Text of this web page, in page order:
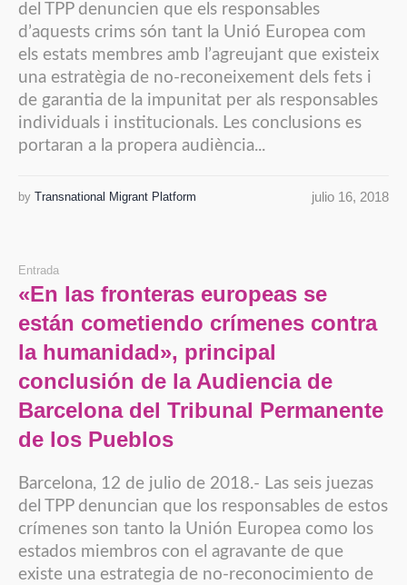
del TPP denuncien que els responsables
d’aquests crims són tant la Unió Europea com
els estats membres amb l’agreujant que existeix
una estratègia de no-reconeixement dels fets i
de garantia de la impunitat per als responsables
individuals i institucionals. Les conclusions es
portaran a la propera audiència...
julio 16, 2018
by Transnational Migrant Platform
Entrada
«En las fronteras europeas se
están cometiendo crímenes contra
la humanidad», principal
conclusión de la Audiencia de
Barcelona del Tribunal Permanente
de los Pueblos
Barcelona, 12 de julio de 2018.- Las seis juezas
del TPP denuncian que los responsables de estos
crímenes son tanto la Unión Europea como los
estados miembros con el agravante de que
existe una estrategia de no-reconocimiento de